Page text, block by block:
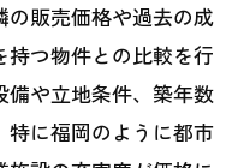
の販売価格や過去の成
つ物件との比較を行
備や立地条件、築年数
特に福岡のように都市